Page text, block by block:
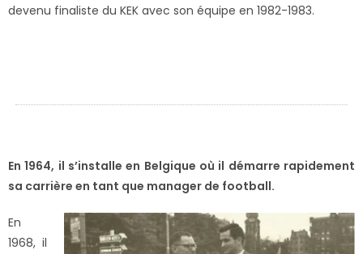
devenu finaliste du KEK avec son équipe en 1982-1983.
En 1964, il s’installe en Belgique où il démarre rapidement
sa carrière en tant que manager de football.
En
1968, il